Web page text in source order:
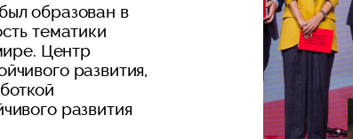
образован в
тематики
Центр
развития,
развития